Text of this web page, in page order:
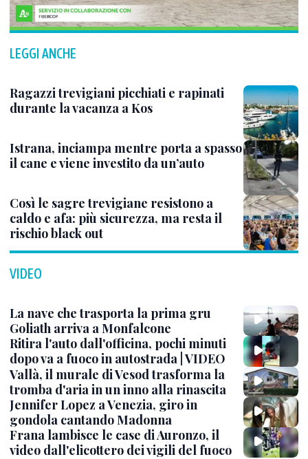
LEGGI ANCHE
Ragazzi trevigiani picchiati e rapinati
durante la vacanza a Kos
Istrana, inciampa mentre porta a spasso
il cane e viene investito da un’auto
Così le sagre trevigiane resistono a
caldo e afa: più sicurezza, ma resta il
rischio black out
VIDEO
La nave che trasporta la prima gru
Goliath arriva a Monfalcone
Ritira l'auto dall'officina, pochi minuti
dopo va a fuoco in autostrada | VIDEO
Vallà, il murale di Vesod trasforma la
tromba d'aria in un inno alla rinascita
Jennifer Lopez a Venezia, giro in
gondola cantando Madonna
Frana lambisce le case di Auronzo, il
video dall'elicottero dei vigili del fuoco